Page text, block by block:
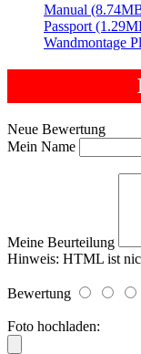
Manual
Passport
Wandmontage
Neue Bewertung
Mein Name
Meine Beurteilung
Hinweis: HTML ist
Bewertung
Foto hochladen: